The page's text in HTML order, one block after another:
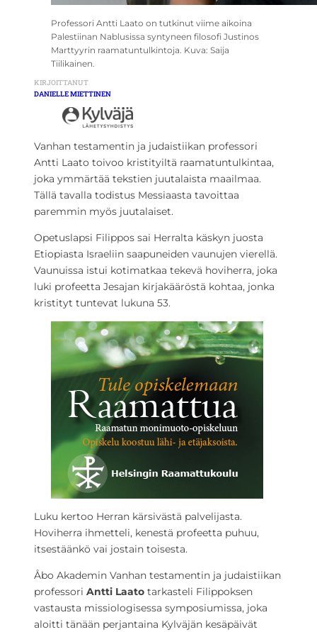
Professori Antti Laato on tutkinut viime aikoina
Palestiinan Nablusissa syntyneen filosofi Justinos
Marttyyrin raamatuntulkintoja. Kuva: Saija
Tiilikainen.
KIRJOITTANUT
DANIELLE MIETTINEN
Vanhan testamentin ja judaistiikan professori
Antti Laato toivoo kristityiltä raamatuntulkintaa,
joka ymmärtää tekstien juutalaista maailmaa.
Tällä tavalla todistus Messiaasta tavoittaa
paremmin myös juutalaiset.
Opetuslapsi Filippos sai Herralta käskyn juosta
Etiopiasta Israeliin saapuneiden vaunujen vierellä.
Vaunuissa istui kotimatkaa tekevä hoviherra, joka
luki profeetta Jesajan kirjakääröstä kohtaa, jonka
kristityt tuntevat lukuna 53.
Luku kertoo Herran kärsivästä palvelijasta.
Hoviherra ihmetteli, kenestä profeetta puhuu,
itsestäänkö vai jostain toisesta.
Åbo Akademin Vanhan testamentin ja judaistiikan
professori Antti Laato tarkasteli Filippoksen
vastausta missiologisessa symposiumissa, joka
aloitti tänään perjantaina Kylväjän kesäpäivät